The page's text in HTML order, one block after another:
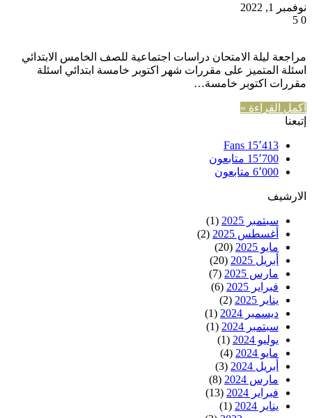
نوفمبر 1, 2022
0
مراجعة ليلة الامتحان دراسات اجتماعية للصف الخامس الابتدائي
اسئلة المتميز على مقررات شهر اكتوبر خامسة ابتدائي اسئلة
مقررات اكتوبر خامسة…
أكمل القراءة »
إتبعنا
15٬413 Fans
15٬700 متابعون
6٬000 متابعون
الارشيف
سبتمبر 2025
(1)
أغسطس 2025
(2)
مايو 2025
(20)
أبريل 2025
(20)
مارس 2025
(7)
فبراير 2025
(6)
يناير 2025
(2)
ديسمبر 2024
(1)
سبتمبر 2024
(1)
يوليو 2024
(1)
مايو 2024
(4)
أبريل 2024
(3)
مارس 2024
(8)
فبراير 2024
(13)
يناير 2024
(1)